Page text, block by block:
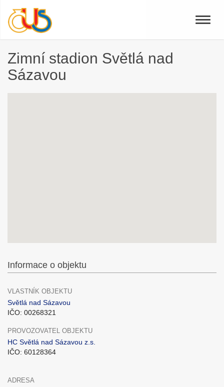
Toggle
Zimní stadion Světlá nad
Sázavou
Informace o objektu
VLASTNÍK OBJEKTU
Světlá nad Sázavou
IČO: 00268321
PROVOZOVATEL OBJEKTU
HC Světlá nad Sázavou z.s.
IČO: 60128364
ADRESA